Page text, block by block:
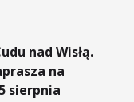
nad Wisłą.
na
sierpnia